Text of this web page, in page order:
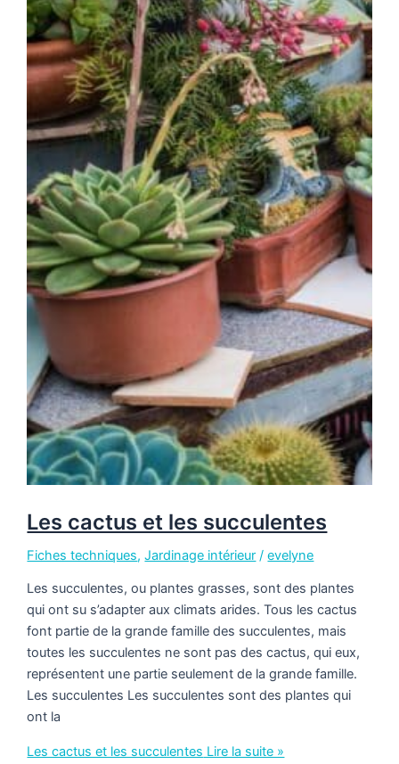
Les cactus et les succulentes
Fiches techniques,Jardinage intérieur /evelyne
Les succulentes, ou plantes grasses, sont des plantes
qui ont su s’adapter aux climats arides. Tous les cactus
font partie de la grande famille des succulentes, mais
toutes les succulentes ne sont pas des cactus, qui eux,
représentent une partie seulement de la grande famille.
Les succulentes Les succulentes sont des plantes qui
ont la
Les cactus et les succulentes Lire la suite »